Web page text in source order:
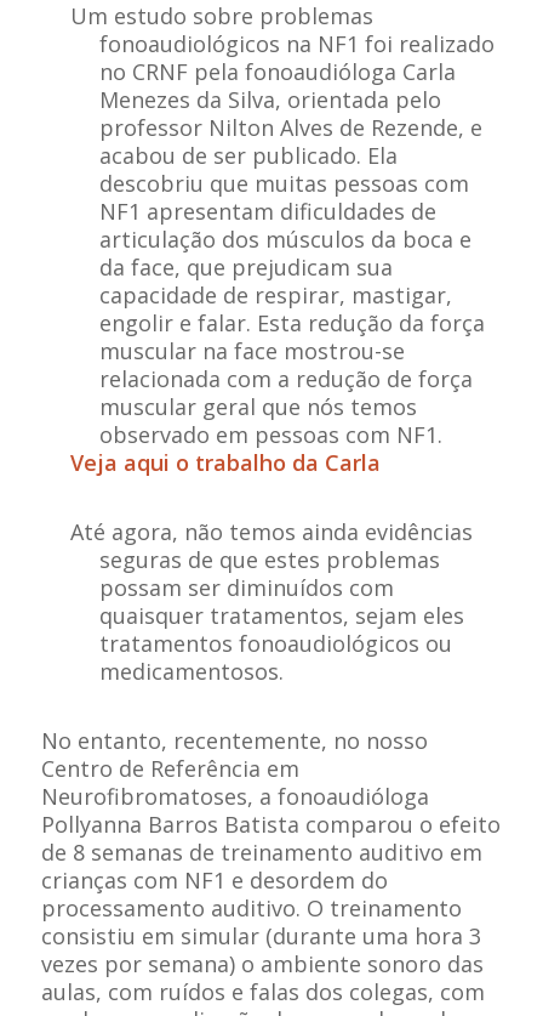
Um estudo sobre problemas
fonoaudiológicos na NF1 foi realizado
no CRNF pela fonoaudióloga Carla
Menezes da Silva, orientada pelo
professor Nilton Alves de Rezende, e
acabou de ser publicado. Ela
descobriu que muitas pessoas com
NF1 apresentam dificuldades de
articulação dos músculos da boca e
da face, que prejudicam sua
capacidade de respirar, mastigar,
engolir e falar. Esta redução da força
muscular na face mostrou-se
relacionada com a redução de força
muscular geral que nós temos
observado em pessoas com NF1.
Veja aqui o trabalho da Carla
Até agora, não temos ainda evidências
seguras de que estes problemas
possam ser diminuídos com
quaisquer tratamentos, sejam eles
tratamentos fonoaudiológicos ou
medicamentosos.
No entanto, recentemente, no nosso
Centro de Referência em
Neurofibromatoses, a fonoaudióloga
Pollyanna Barros Batista comparou o efeito
de 8 semanas de treinamento auditivo em
crianças com NF1 e desordem do
processamento auditivo. O treinamento
consistiu em simular (durante uma hora 3
vezes por semana) o ambiente sonoro das
aulas, com ruídos e falas dos colegas, com